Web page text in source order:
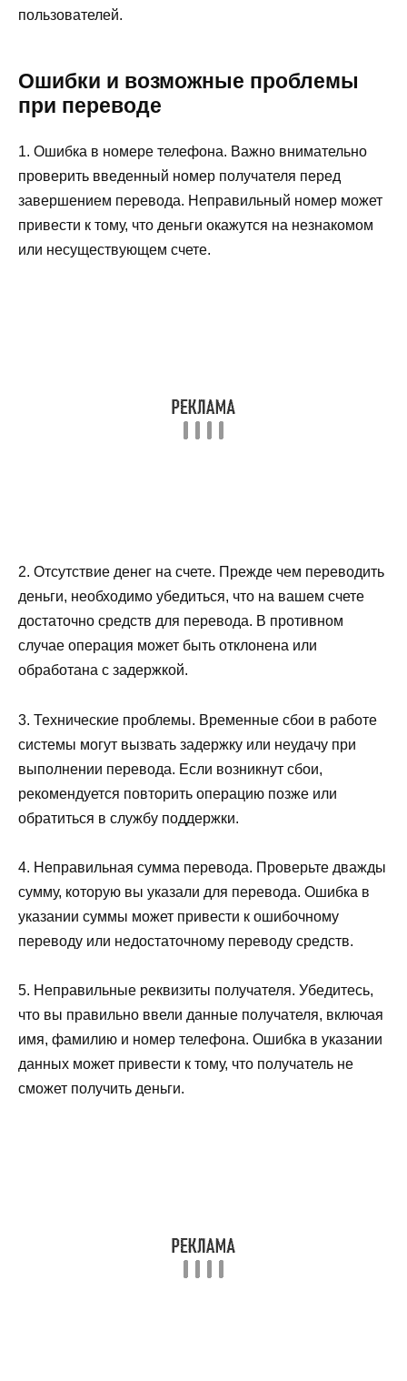
пользователей.
Ошибки и возможные проблемы
при переводе
1. Ошибка в номере телефона. Важно внимательно
проверить введенный номер получателя перед
завершением перевода. Неправильный номер может
привести к тому, что деньги окажутся на незнакомом
или несуществующем счете.
2. Отсутствие денег на счете. Прежде чем переводить
деньги, необходимо убедиться, что на вашем счете
достаточно средств для перевода. В противном
случае операция может быть отклонена или
обработана с задержкой.
3. Технические проблемы. Временные сбои в работе
системы могут вызвать задержку или неудачу при
выполнении перевода. Если возникнут сбои,
рекомендуется повторить операцию позже или
обратиться в службу поддержки.
4. Неправильная сумма перевода. Проверьте дважды
сумму, которую вы указали для перевода. Ошибка в
указании суммы может привести к ошибочному
переводу или недостаточному переводу средств.
5. Неправильные реквизиты получателя. Убедитесь,
что вы правильно ввели данные получателя, включая
имя, фамилию и номер телефона. Ошибка в указании
данных может привести к тому, что получатель не
сможет получить деньги.